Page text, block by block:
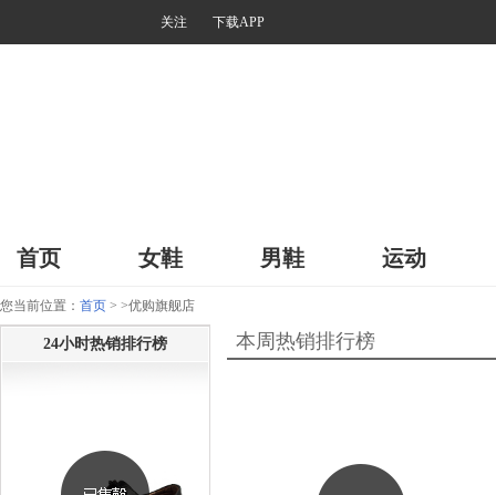
关注 下载APP
首页 女鞋 男鞋 运动
您当前位置： 首页 > >优购旗舰店
24小时热销排行榜 本周热销排行榜